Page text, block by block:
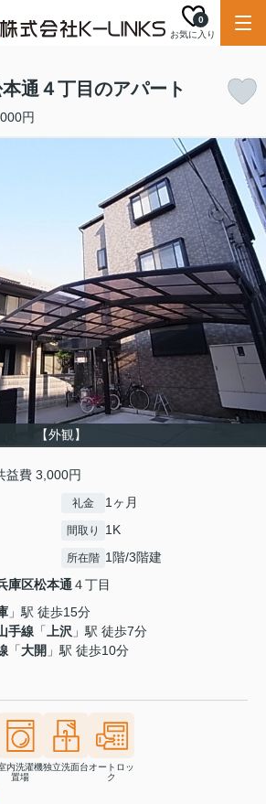
お気に入り
0
通４丁目のアパート
円
【外観】
費 3,000円
礼金 1ヶ月
間取り 1K
所在階 1階/3階建
庫区松本通４丁目
」駅 徒歩15分
手線 「上沢 」駅 徒歩7分
「大開 」駅 徒歩10分
内洗濯機
置場
独立洗面台オートロッ
ク